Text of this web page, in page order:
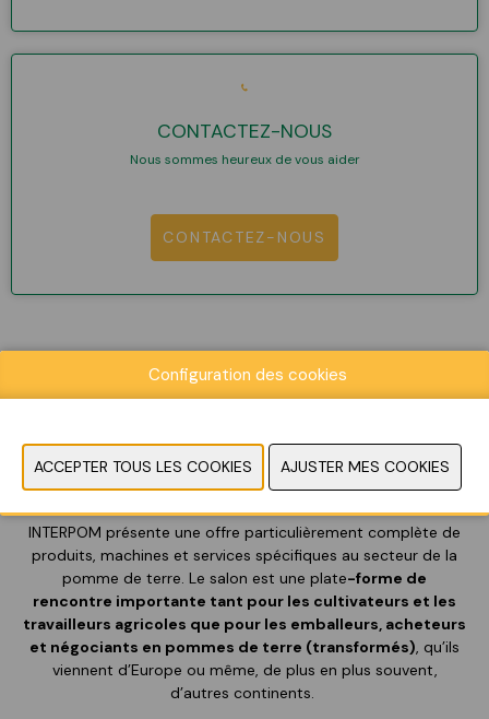
CONTACTEZ-NOUS
Nous sommes heureux de vous aider
CONTACTEZ-NOUS
pour le secteur des pommes de terre en Europeoù toute la
chaîne est représentée: de la culture à la transformation
et la commercialisation.
INTERPOM présente une offre particulièrement complète de
produits, machines et services spécifiques au secteur de la
pomme de terre. Le salon est une plate-forme de
rencontre importante tant pour les cultivateurs et les
travailleurs agricoles que pour les emballeurs, acheteurs
et négociants en pommes de terre (transformés) , qu’ils
viennent d’Europe ou même, de plus en plus souvent,
d’autres continents.
Configuration des cookies